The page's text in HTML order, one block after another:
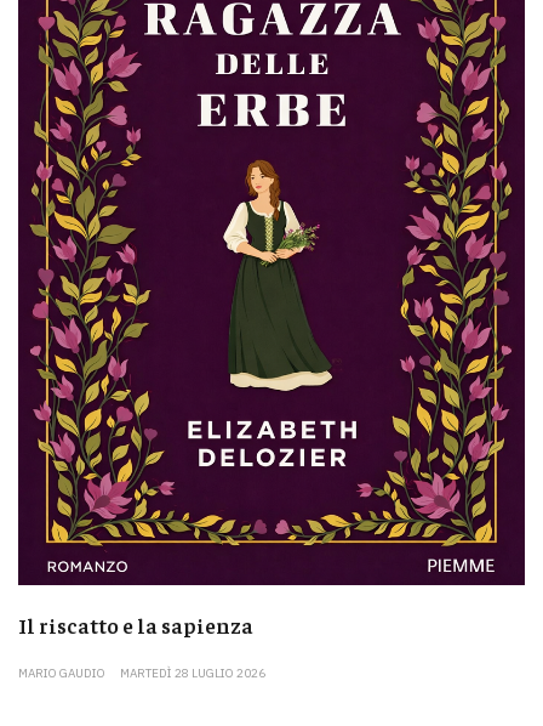
Il riscatto e la sapienza
MARIO GAUDIO MARTEDÌ 28 LUGLIO 2026